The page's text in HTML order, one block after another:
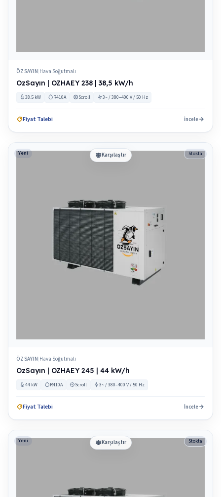
ÖZSAYIN|Hava Soğutmalı
OzSayın | OZHAEY 238 | 38,5 kW/h
38.5 kW R410A Scroll 3~ / 380–400 V / 50 Hz
Fiyat Talebi İncele
Karşılaştır
Yeni Stokta
ÖZSAYIN|Hava Soğutmalı
OzSayın | OZHAEY 245 | 44 kW/h
44 kW R410A Scroll 3~ / 380–400 V / 50 Hz
Fiyat Talebi İncele
Karşılaştır
Yeni Stokta